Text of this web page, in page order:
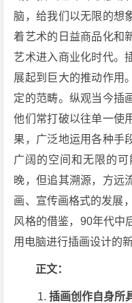
脑，给我们以无限的想
着艺术的日益商品化和
艺术进入商业化时代。
展起到巨大的推动作用
定的范畴。纵观当今插
他们常打破以往单一使
果，广泛地运用各种手
广阔的空间和无限的
晚，但追其溯源，方远
画、宣传画格式的发展
风格的借鉴，90年代中
用电脑进行插画设计的
正文：
插画创作自身所